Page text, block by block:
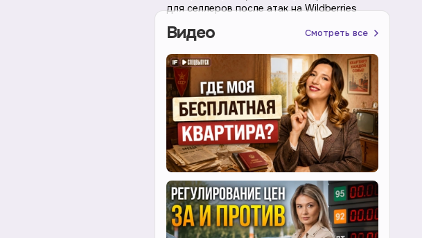
для селлеров после атак на Wildberries
Видео Смотреть все